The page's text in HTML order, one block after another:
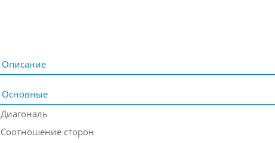
Описание
Основные
Диагональ
Соотношение сторон